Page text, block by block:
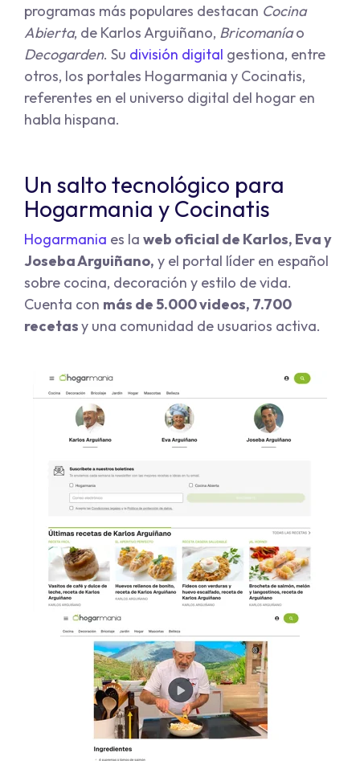
programas más populares destacan Cocina
Abierta, de Karlos Arguiñano, Bricomaníao
Decogarden. Su división digital gestiona, entre
otros, los portales Hogarmania y Cocinatis,
referentes en el universo digital del hogar en
habla hispana.
Un salto tecnológico para
Hogarmania y Cocinatis
Hogarmania es la web oficial de Karlos, Eva y
Joseba Arguiñano, y el portal líder en español
sobre cocina, decoración y estilo de vida.
Cuenta con más de 5.000 videos, 7.700
recetasy una comunidad de usuarios activa.